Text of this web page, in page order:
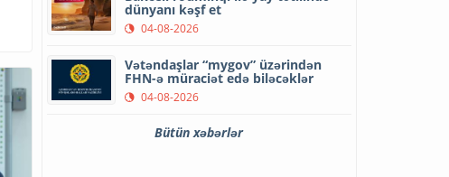
dünyanı kəşf et
04-08-2026
Vətəndaşlar “mygov” üzərindən
FHN-ə müraciət edə biləcəklər
04-08-2026
Bütün xəbərlər